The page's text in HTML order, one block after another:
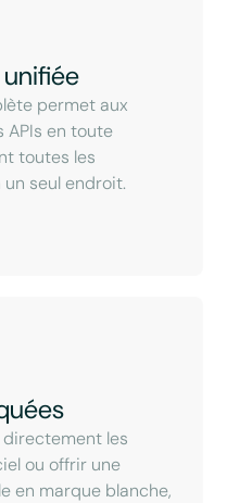
permet aux
APIs en toute
toutes les
seul endroit.
les
ou offrir une
en marque blanche,